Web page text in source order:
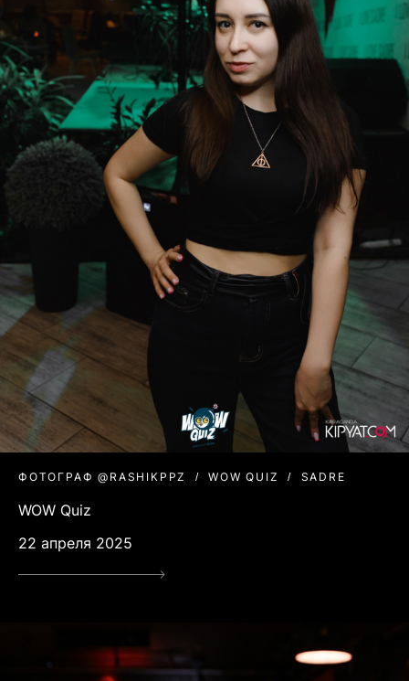
ФОТОГРАФ @RASHIKPPZ WOW QUIZ SADRE
WOW Quiz
22 апреля 2025